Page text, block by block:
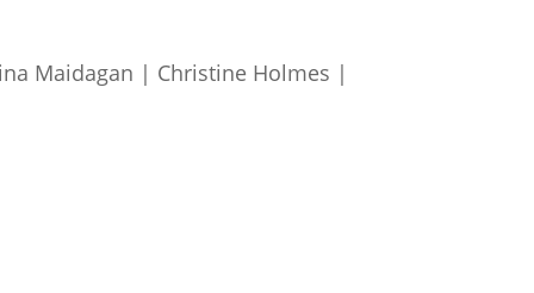
Maidagan | Christine Holmes |